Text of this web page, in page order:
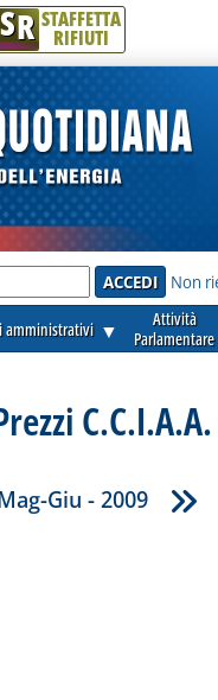
SR STAFFETTA
RIFIUTI
Non
amministrativi ▼
Attività
Parlamentare
C.C.I.A.A.
Giu - 2009